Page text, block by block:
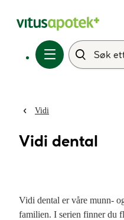
Vidi
Vidi dental
Vidi dental er våre munn-
familien. I serien finner du